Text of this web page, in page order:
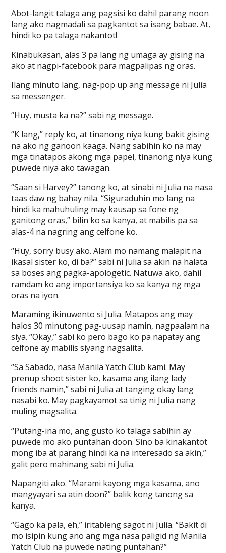
Abot-langit talaga ang pagsisi ko dahil parang noon
lang ako nagmadali sa pagkantot sa isang babae. At,
hindi ko pa talaga nakantot!
Kinabukasan, alas 3 pa lang ng umaga ay gising na
ako at nagpi-facebook para magpalipas ng oras.
Ilang minuto lang, nag-pop up ang message ni Julia
sa messenger.
“Huy, musta ka na?” sabi ng message.
“K lang,” reply ko, at tinanong niya kung bakit gising
na ako ng ganoon kaaga. Nang sabihin ko na may
mga tinatapos akong mga papel, tinanong niya kung
puwede niya ako tawagan.
“Saan si Harvey?” tanong ko, at sinabi ni Julia na nasa
taas daw ng bahay nila. “Siguraduhin mo lang na
hindi ka mahuhuling may kausap sa fone ng
ganitong oras,” bilin ko sa kanya, at mabilis pa sa
alas-4 na nagring ang celfone ko.
“Huy, sorry busy ako. Alam mo namang malapit na
ikasal sister ko, di ba?” sabi ni Julia sa akin na halata
sa boses ang pagka-apologetic. Natuwa ako, dahil
ramdam ko ang importansiya ko sa kanya ng mga
oras na iyon.
Maraming ikinuwento si Julia. Matapos ang may
halos 30 minutong pag-uusap namin, nagpaalam na
siya. “Okay,” sabi ko pero bago ko pa napatay ang
celfone ay mabilis siyang nagsalita.
“Sa Sabado, nasa Manila Yatch Club kami. May
prenup shoot sister ko, kasama ang ilang lady
friends namin,” sabi ni Julia at tanging okay lang
nasabi ko. May pagkayamot sa tinig ni Julia nang
muling magsalita.
“Putang-ina mo, ang gusto ko talaga sabihin ay
puwede mo ako puntahan doon. Sino ba kinakantot
mong iba at parang hindi ka na interesado sa akin,”
galit pero mahinang sabi ni Julia.
Napangiti ako. “Marami kayong mga kasama, ano
mangyayari sa atin doon?” balik kong tanong sa
kanya.
“Gago ka pala, eh,” iritableng sagot ni Julia. “Bakit di
mo isipin kung ano ang mga nasa paligid ng Manila
Yatch Club na puwede nating puntahan?”